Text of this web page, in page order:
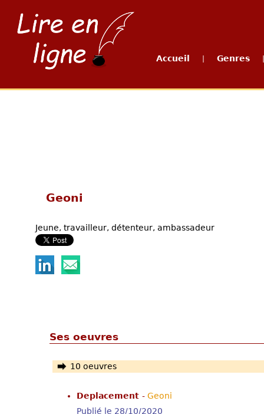
Accueil Genres
Geoni
Jeune, travailleur, détenteur, ambassadeur
Ses oeuvres
10 oeuvres
Deplacement - Geoni
Publié le 28/10/2020